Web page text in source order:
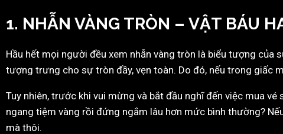
1. NHẪN VÀNG TRÒN – VẬT BÁU
Hầu hết mọi người đều xem nhẫn vàng tròn là biểu tượng của
tượng trưng cho sự tròn đầy, vẹn toàn. Do đó, nếu trong giấc
Tuy nhiên, trước khi vui mừng và bắt đầu nghĩ đến việc mua
ngang tiệm vàng rồi đứng ngắm lâu hơn mức bình thường?
mà thôi.